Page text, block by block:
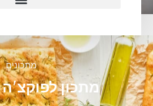
מתכונים
מתכון לפוקצ'ה